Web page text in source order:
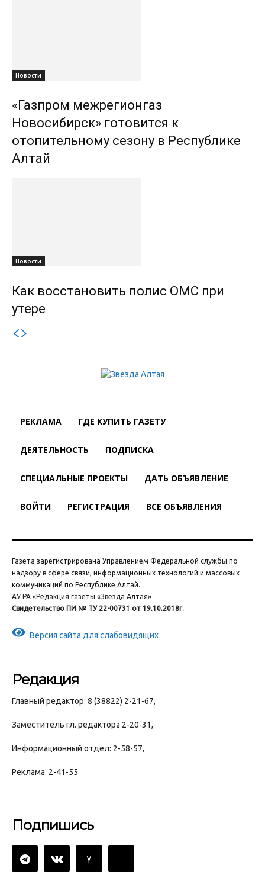
Новости
«Газпром межрегионгаз
Новосибирск» готовится к
отопительному сезону в Республике
Алтай
Новости
Как восстановить полис ОМС при
утере
РЕКЛАМА ГДЕ КУПИТЬ ГАЗЕТУ
ДЕЯТЕЛЬНОСТЬ ПОДПИСКА
СПЕЦИАЛЬНЫЕ ПРОЕКТЫ ДАТЬ ОБЪЯВЛЕНИЕ
ВОЙТИ РЕГИСТРАЦИЯ ВСЕ ОБЪЯВЛЕНИЯ
Газета зарегистрирована Управлением Федеральной службы по
надзору в сфере связи, информационных технологий и массовых
коммуникаций по Республике Алтай.
АУ РА «Редакция газеты «Звезда Алтая»
Свидетельство ПИ № ТУ 22-00731 от 19.10.2018г.
Версия сайта для слабовидящих
Редакция
Главный редактор: 8 (38822) 2-21-67,
Заместитель гл. редактора 2-20-31,
Информационный отдел: 2-58-57,
Реклама: 2-41-55
Подпишись